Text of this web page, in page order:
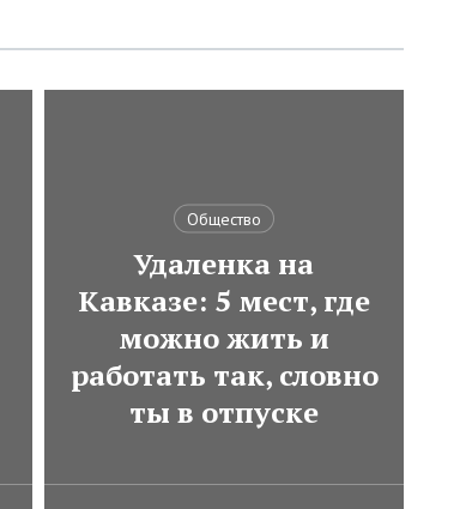
Общество
Удаленка на
Кавказе: 5 мест, где
можно жить и
работать так, словно
ты в отпуске